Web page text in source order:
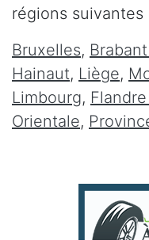
régions suivantes
Bruxelles,
Hainaut, Liège,
Limbourg,
Orientale,